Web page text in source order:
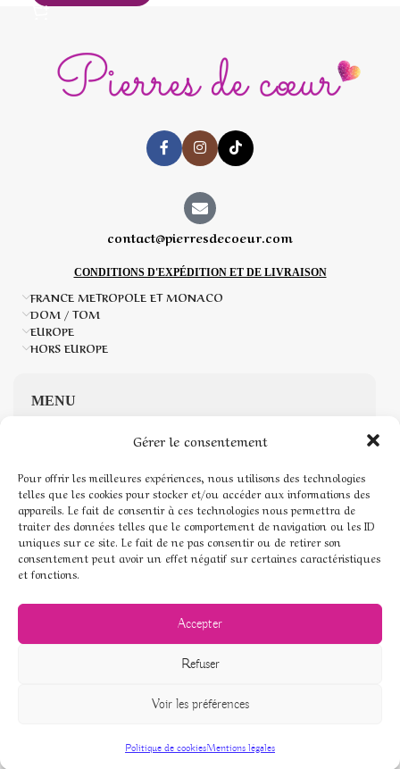
Gérer le consentement
Pour offrir les meilleures expériences, nous utilisons des technologies
telles que les cookies pour stocker et/ou accéder aux informations des
appareils. Le fait de consentir à ces technologies nous permettra de
traiter des données telles que le comportement de navigation ou les ID
uniques sur ce site. Le fait de ne pas consentir ou de retirer son
consentement peut avoir un effet négatif sur certaines caractéristiques
et fonctions.
Accepter
Refuser
Voir les préférences
Politique de cookiesMentions légales
contact@pierresdecoeur.com
CONDITIONS D'EXPÉDITION ET DE LIVRAISON
FRANCE METROPOLE ET MONACO
DOM / TOM
EUROPE
HORS EUROPE
MENU
Boutique de Pierres naturelles
Mon compte
Mentions légales
Conditions générales de vente
Politique de cookies (UE)
© Pierres de coeur - 2026